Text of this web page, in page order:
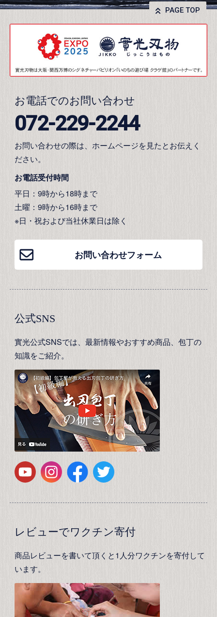
PAGE TOP
お電話でのお問い合わせ
072-229-2244
お問い合わせの際は、ホームページを見たとお伝えく
ださい。
お電話受付時間
平日：9時から18時まで
土曜：9時から16時まで
※日・祝および当社休業日は除く
お問い合わせフォーム
公式SNS
實光公式SNSでは、最新情報やおすすめ商品、包丁の
知識をご紹介。
レビューでワクチン寄付
商品レビューを書いて頂くと1人分ワクチンを寄付して
います。